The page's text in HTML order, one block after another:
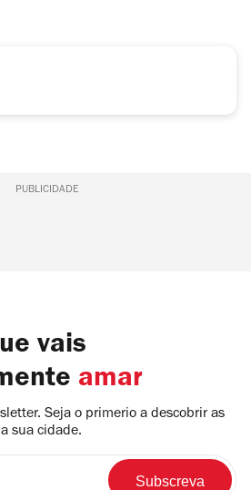
PUBLICIDADE
vais
amar
Seja o primerio a descobrir as
sua cidade.